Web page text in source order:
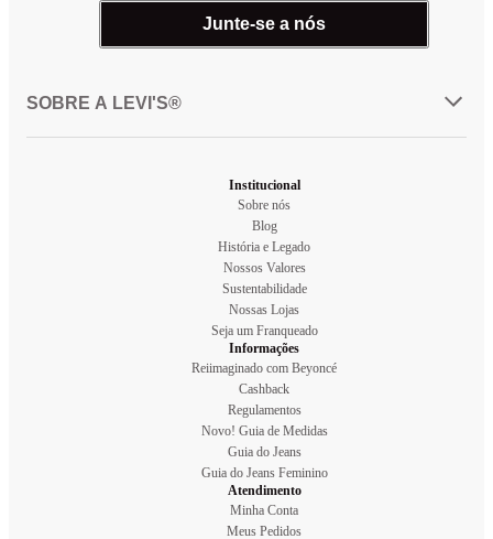
Junte-se a nós
SOBRE A LEVI'S®
Institucional
Sobre nós
Blog
História e Legado
Nossos Valores
Sustentabilidade
Nossas Lojas
Seja um Franqueado
Informações
Reiimaginado com Beyoncé
Cashback
Regulamentos
Novo! Guia de Medidas
Guia do Jeans
Guia do Jeans Feminino
Atendimento
Minha Conta
Meus Pedidos